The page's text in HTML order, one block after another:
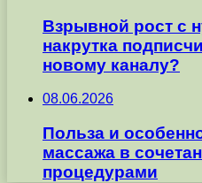
Взрывной рост с
накрутка
новому каналу?
08.06.2026
Польза и
массажа в
процедурами